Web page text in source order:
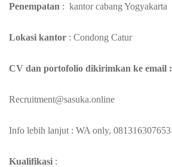
Penempatan : kantor cabang Yogyakarta
Lokasi kantor : Condong Catur
CV dan portofolio dikirimkan ke email :
Recruitment@sasuka.online
Info lebih lanjut : WA only, 081316307653
Kualifikasi :